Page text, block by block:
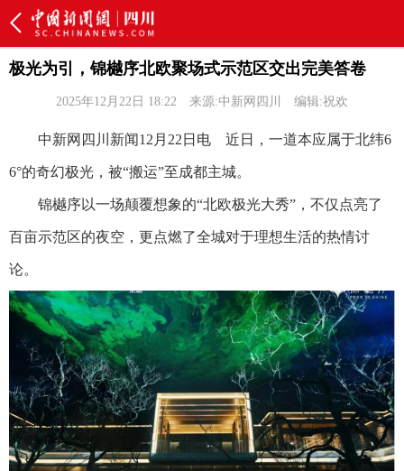
极光为引，锦樾序北欧聚场式示范区交出完美答卷
2025年12月22日 18:22 来源:中新网四川 编辑:祝欢
中新网四川新闻12月22日电 近日，一道本应属于北纬6
6°的奇幻极光，被“搬运”至成都主城。
锦樾序以一场颠覆想象的“北欧极光大秀”，不仅点亮了
百亩示范区的夜空，更点燃了全城对于理想生活的热情讨
论。